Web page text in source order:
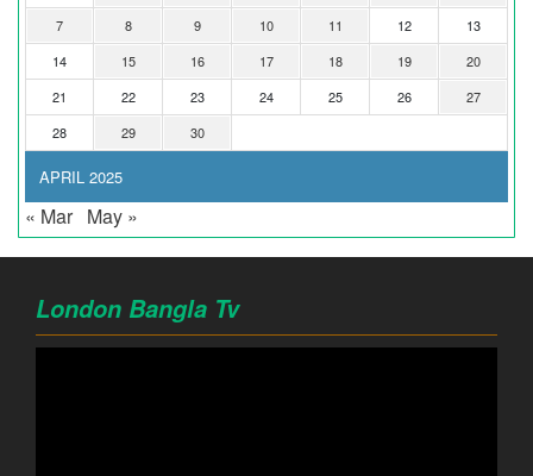
APRIL 2025
7
8 9 10 11 12
13
14
15 16 17 18 19
20
21
22 23 24 25 26
27
28
29 30
« Mar May »
London Bangla Tv